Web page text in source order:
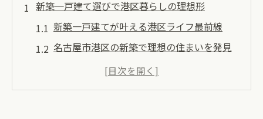
新築一戸建て選びで港区暮らしの理想形
新築一戸建てが叶える港区ライフ最前線
名古屋市港区の新築で理想の住まいを発見
新築戸建て選びで家族の未来を描く方法
新築一戸建てと港区の暮らしやすさ徹底比